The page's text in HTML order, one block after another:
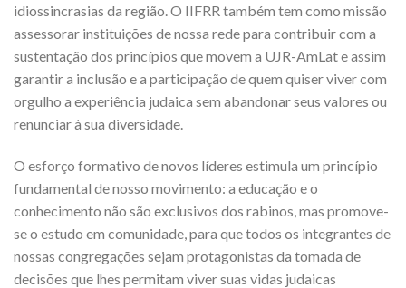
idiossincrasias da região. O IIFRR também tem como missão
assessorar instituições de nossa rede para contribuir com a
sustentação dos princípios que movem a UJR-AmLat e assim
garantir a inclusão e a participação de quem quiser viver com
orgulho a experiência judaica sem abandonar seus valores ou
renunciar à sua diversidade.
O esforço formativo de novos líderes estimula um princípio
fundamental de nosso movimento: a educação e o
conhecimento não são exclusivos dos rabinos, mas promove-
se o estudo em comunidade, para que todos os integrantes de
nossas congregações sejam protagonistas da tomada de
decisões que lhes permitam viver suas vidas judaicas